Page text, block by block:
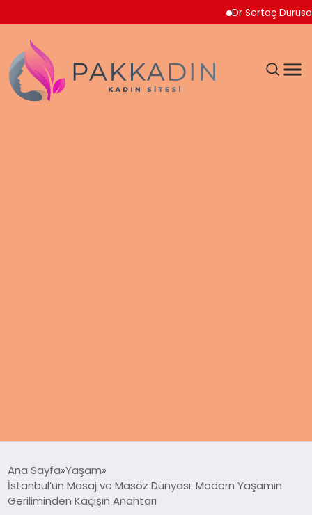
Dr Sertaç Durusoy
KADIN
Ana Sayfa Yaşam
İstanbul’un Masaj ve Masöz Dünyası: Modern Yaşamın
Geriliminden Kaçışın Anahtarı